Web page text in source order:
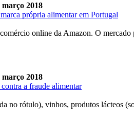
março 2018
própria alimentar em Portugal
online da Amazon. O mercado
março 2018
a fraude alimentar
no rótulo), vinhos, produtos lácteos (